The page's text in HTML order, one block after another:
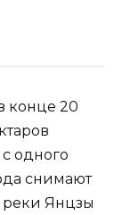
конце 20
одного
снимают
реки Янцзы